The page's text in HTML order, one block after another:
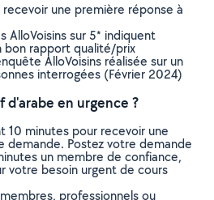
une première réponse à
AlloVoisins sur 5* indiquent
bon rapport qualité/prix
AlloVoisins réalisée sur un
interrogées (Février 2024)
d'arabe en urgence ?
10 minutes pour recevoir une
demande. Postez votre demande
un membre de confiance,
votre besoin urgent de cours
professionnels ou